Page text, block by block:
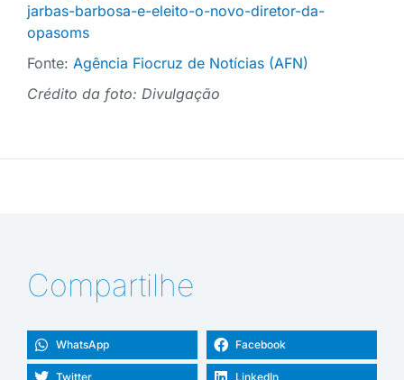
jarbas-barbosa-e-eleito-o-novo-diretor-da-
opasoms
Fonte: Agência Fiocruz de Notícias (AFN)
Crédito da foto: Divulgação
Compartilhe
WhatsApp Facebook
Twitter LinkedIn